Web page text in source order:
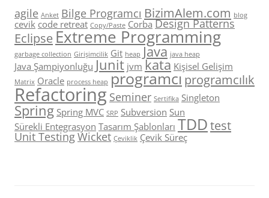
agile Anket Bilge Programcı BizimAlem.com blog
cevik code retreat Copy/Paste Corba Design Patterns
Eclipse Extreme Programming
garbage collection Girişimcilik Git heap Java java heap
Java Şampiyonluğu Junit jvm kata Kişisel Gelişim
Matrix Oracle process heap programcı programcılık
Refactoring Seminer Sertifika Singleton
Spring Spring MVC SRP Subversion Sun
Sürekli Entegrasyon Tasarım Şablonları TDDtest
Unit TestingWicket Çeviklik Çevik Süreç